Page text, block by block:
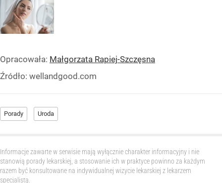
Opracowała: Małgorzata Rapiej-Szczęsna
Źródło: wellandgood.com
Porady Uroda
Informacje zawarte w serwisie mają wyłącznie charakter informacyjny i nie
stanowią porady lekarskiej, a stosowanie ich w praktyce powinno za każdym
razem być konsultowane na indywidualnej wizycie lekarskiej z lekarzem
specjalistą.